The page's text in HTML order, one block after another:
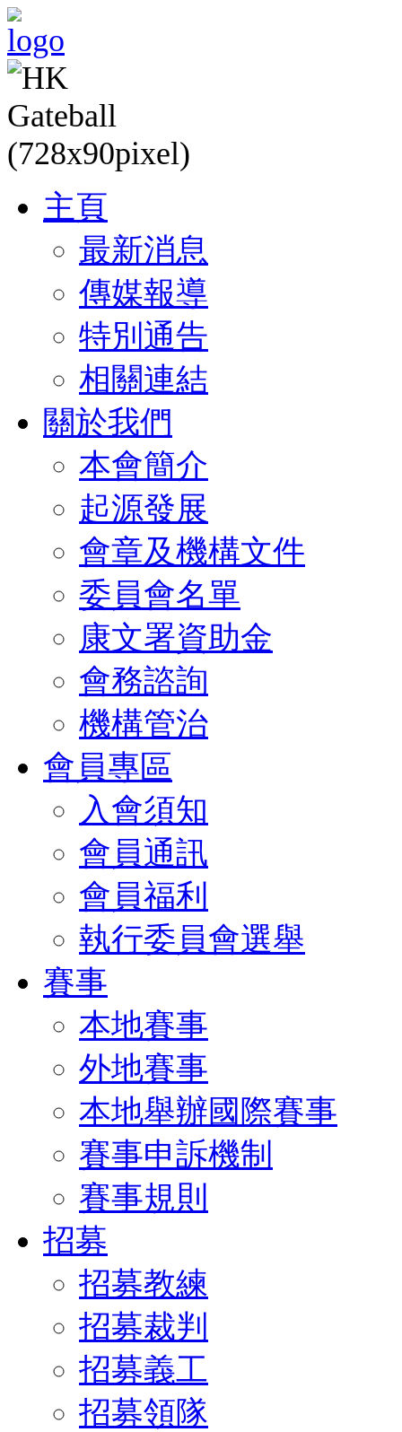
主頁
最新消息
傳媒報導
特別通告
相關連結
關於我們
本會簡介
起源發展
會章及機構文件
委員會名單
康文署資助金
會務諮詢
機構管治
會員專區
入會須知
會員通訊
會員福利
執行委員會選舉
賽事
本地賽事
外地賽事
本地舉辦國際賽事
賽事申訴機制
賽事規則
招募
招募教練
招募裁判
招募義工
招募領隊